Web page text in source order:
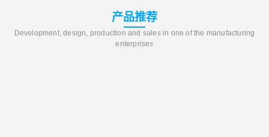
产品推荐
Development, design, production and sales in one of the manufacturing
enterprises